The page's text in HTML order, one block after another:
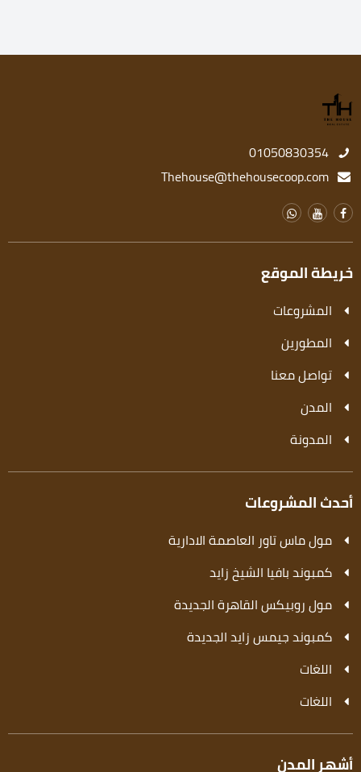
01050830354
Thehouse@thehousecoop.com
خريطة الموقع
المشروعات
المطورين
تواصل معنا
المدن
المدونة
أحدث المشروعات
مول ماس تاور العاصمة الادارية
كمبوند بافيا الشيخ زايد
مول روبيكس القاهرة الجديدة
كمبوند جيمس زايد الجديدة
اللغات
اللغات
أشهر المدن